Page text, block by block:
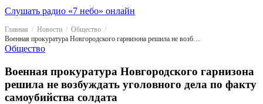
Слушать радио «7 небо» онлайн
Главная Новости
Общество
Военная прокуратура Новгородского гарнизона решила не возбуждать уголовного дела по факту самоубийства солдата
Общество
Военная прокуратура Новгородского гарнизона
решила не возбуждать уголовного дела по факту
самоубийства солдата